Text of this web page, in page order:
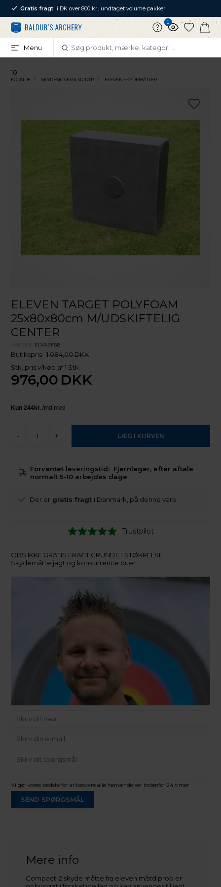
Gratis fragt i DK over 800 kr., undtaget volume pakker
1
Menu
10
FORSIDE SKYDESKIVER & 3D-DYR ELEVEN SKYDEMÅTTER
ELEVEN TARGET POLYFOAM
25x80x80cm M/UDSKIFTELIG
CENTER
ELVAEF6B
Butikspris 1.084,00 DKK
Stk. pris v/køb af 1 Stk
976,00 DKK
- +
Forventet leveringstid: Fjernlager, efter aftale
normalt 5-10 arbejdes dage
Der er gratis fragt i Danmark, på denne vare
Trustpilot
OBS IKKE GRATIS FRAGT GRUNDET STØRRELSE
Skydemåtte jagt og konkurrence buer
Sjælland
+45 2751 3356
Vi gør vores bedste for at besvare alle henvendelser indenfor 24 timer.
SEND SPØRGSMÅL
Mere info
Compact-2 skyde måtte fra eleven m/std prop er